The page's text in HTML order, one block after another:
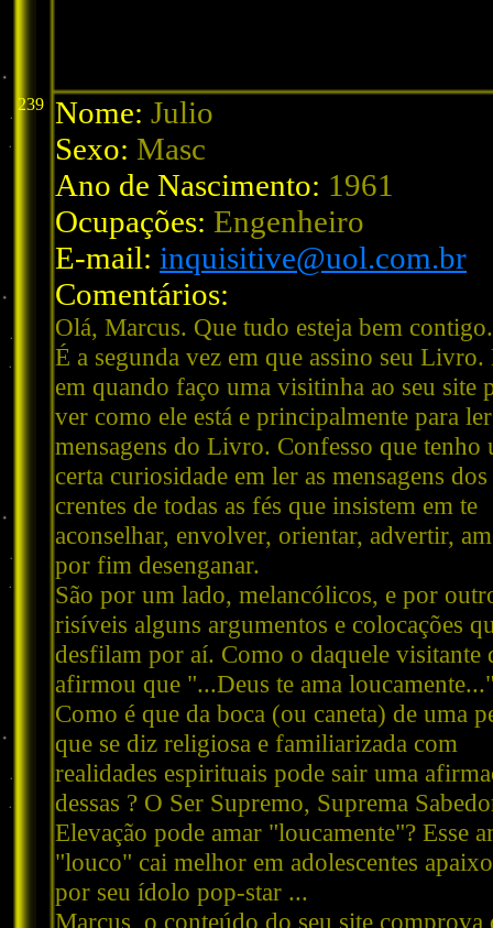
239 Nome: Julio
Sexo: Masc
Ano de Nascimento: 1961
Ocupações: Engenheiro
E-mail: inquisitive@uol.com.br
Comentários:
Olá, Marcus. Que tudo esteja bem contigo.
É a segunda vez em que assino seu Livro.
em quando faço uma visitinha ao seu site
ver como ele está e principalmente para
mensagens do Livro. Confesso que tenho
certa curiosidade em ler as mensagens dos
crentes de todas as fés que insistem em te
aconselhar, envolver, orientar, advertir,
por fim desenganar.
São por um lado, melancólicos, e por
risíveis alguns argumentos e colocações
desfilam por aí. Como o daquele visitante
afirmou que "...Deus te ama
Como é que da boca (ou caneta) de uma
que se diz religiosa e familiarizada com
realidades espirituais pode sair uma
dessas ? O Ser Supremo, Suprema
Elevação pode amar "loucamente"? Esse
"louco" cai melhor em adolescentes
por seu ídolo pop-star ...
Marcus, o conteúdo do seu site comprova